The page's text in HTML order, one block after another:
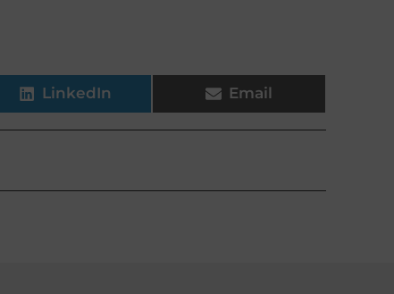
LinkedIn Email